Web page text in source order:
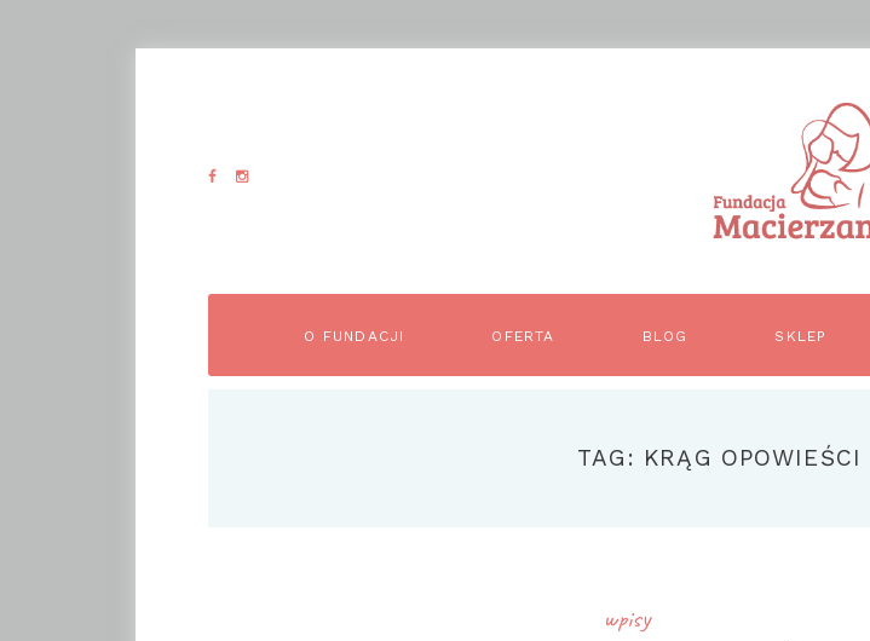
O FUNDACJI OFERTA BLOG SKLEP
TAG: KRĄG OPOWIEŚCI
wpisy